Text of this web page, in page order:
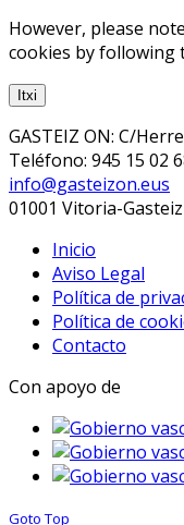
However, please
cookies by
Itxi
GASTEIZ ON: C/
Teléfono: 945 15 02
info@gasteizon.eus
01001 Vitoria-Gasteiz
Inicio
Aviso Legal
Política de
Política de
Contacto
Con apoyo de
Goto Top